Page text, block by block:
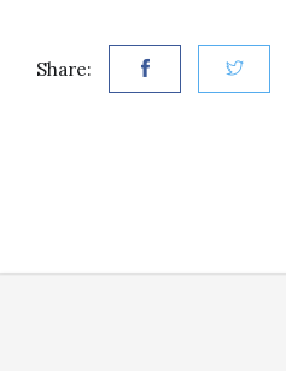
Share: